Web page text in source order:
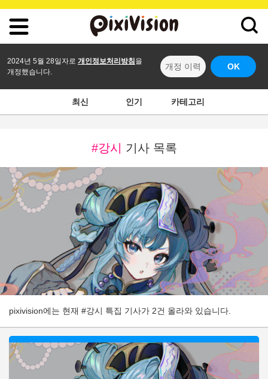
2024년 5월 28일자로 개인정보처리방침 을
개정했습니다.
개정 이력 OK
최신 인기 카테고리
#강시 기사 목록
pixivision에는 현재 #강시 특집 기사가 2건 올라와 있습니다.